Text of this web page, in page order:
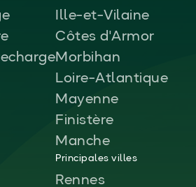
Ille-et-Vilaine
Côtes d'Armor
Morbihan
Loire-Atlantique
Mayenne
Finistère
Manche
Principales villes
Rennes